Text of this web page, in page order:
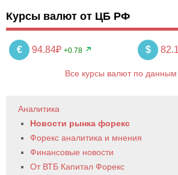
Курсы валют от ЦБ РФ
€ 94.84₽ +0.78 $
Все курсы валют по
Аналитика
Новости рынка форекс
Форекс аналитика и мнения
Финансовые новости
От ВТБ Капитал Форекс